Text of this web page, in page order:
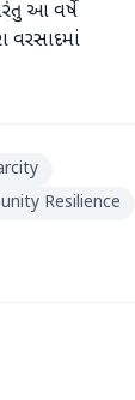
આ વર્ષે
વરસાદમાં
Resilience